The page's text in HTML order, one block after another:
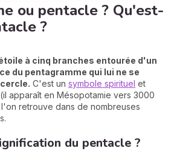
ou pentacle ? Qu'est-
?
à cinq branches entourée d'un
du pentagramme qui lui ne se
C'est un symbole spirituel et
apparaît en Mésopotamie vers 3000
retrouve dans de nombreuses
du pentacle ?